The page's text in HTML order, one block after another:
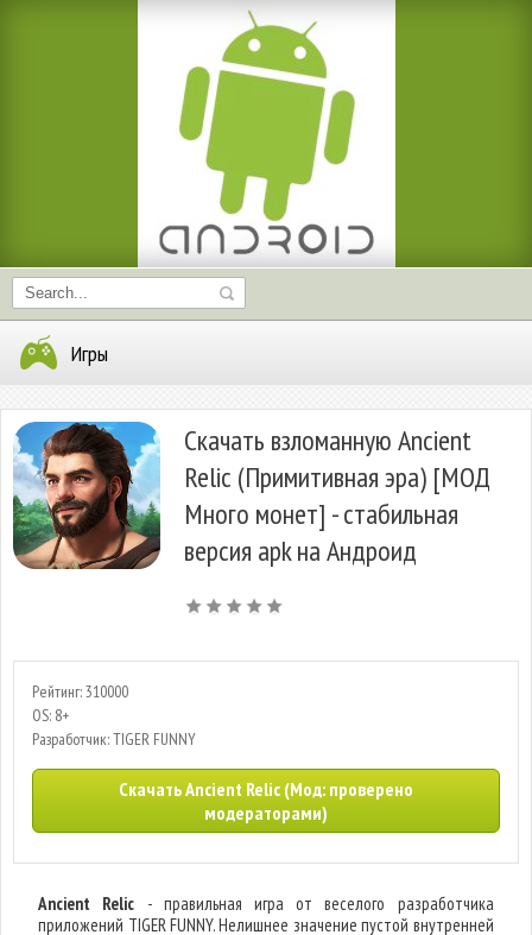
Игры
Скачать взломанную Ancient
Relic (Примитивная эра) [МОД
Много монет] - стабильная
версия apk на Андроид
Рейтинг: 310000
OS: 8+
Разработчик: TIGER FUNNY
Скачать Ancient Relic (Мод: проверено
модераторами)
Ancient Relic - правильная игра от веселого разработчика
приложений TIGER FUNNY. Нелишнее значение пустой внутренней